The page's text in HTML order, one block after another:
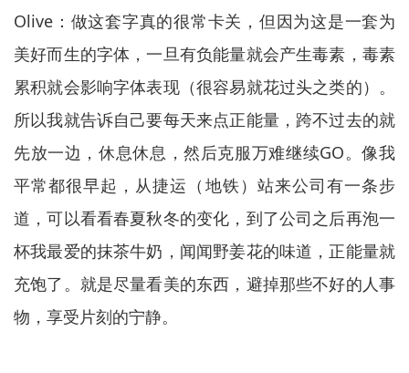
Olive：做这套字真的很常卡关，但因为这是一套为
美好而生的字体，一旦有负能量就会产生毒素，毒素
累积就会影响字体表现（很容易就花过头之类的）。
所以我就告诉自己要每天来点正能量，跨不过去的就
先放一边，休息休息，然后克服万难继续GO。像我
平常都很早起，从捷运（地铁）站来公司有一条步
道，可以看看春夏秋冬的变化，到了公司之后再泡一
杯我最爱的抹茶牛奶，闻闻野姜花的味道，正能量就
充饱了。就是尽量看美的东西，避掉那些不好的人事
物，享受片刻的宁静。